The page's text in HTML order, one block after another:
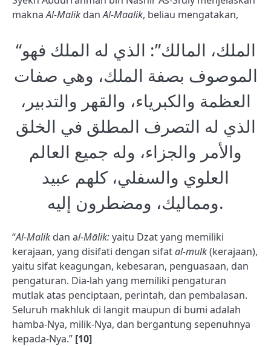
maknaAl-Malik danAl-Maalik, beliau mengatakan,
“‌الملك، المالك”: الذي له ‌الملك فهو
الموصوف بصفة ‌الملك، وهي صفات
العظمة والكبرياء، والقهر والتدبير،
الذي له التصرف المطلق في الخلق
والأمر والجزاء، وله جميع العالم
العلوي والسفلي، كلهم عبيد
ومماليك، ومضطرون إليه.
“Al-Malik dan al-Mālik:yaitu Dzat yang memiliki
kerajaan, yang disifati dengan sifatal-mulk(kerajaan),
yaitu sifat keagungan, kebesaran, penguasaan, dan
pengaturan. Dia-lah yang memiliki pengaturan
mutlak atas penciptaan, perintah, dan pembalasan.
Seluruh makhluk di langit maupun di bumi adalah
hamba-Nya, milik-Nya, dan bergantung sepenuhnya
kepada-Nya.” [10]